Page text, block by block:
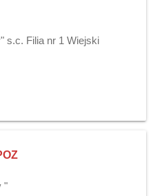
s.c. Filia nr 1 Wiejski
"